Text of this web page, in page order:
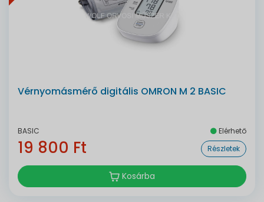
Vérnyomásmérő digitális OMRON M 2 BASIC
BASIC Elérhető
19 800 Ft Részletek
Kosárba